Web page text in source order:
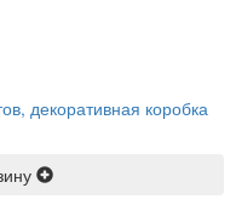
декоративная коробка